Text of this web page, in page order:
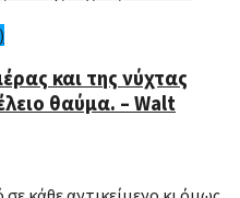
και της νύχτας
θαύμα. – Walt